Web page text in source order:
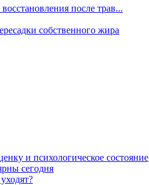
после трав...
собственного жира
и психологическое состояние
сегодня